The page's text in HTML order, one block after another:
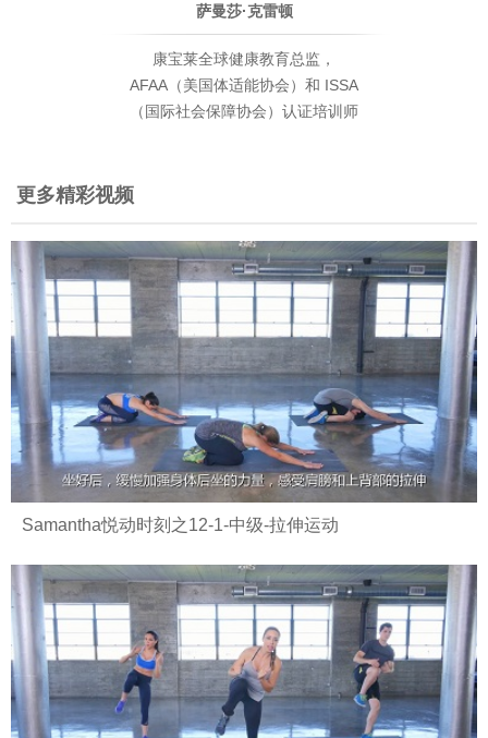
萨曼莎·克雷顿
康宝莱全球健康教育总监，
AFAA（美国体适能协会）和 ISSA
（国际社会保障协会）认证培训师
更多精彩视频
Samantha悦动时刻之12-1-中级-拉伸运动